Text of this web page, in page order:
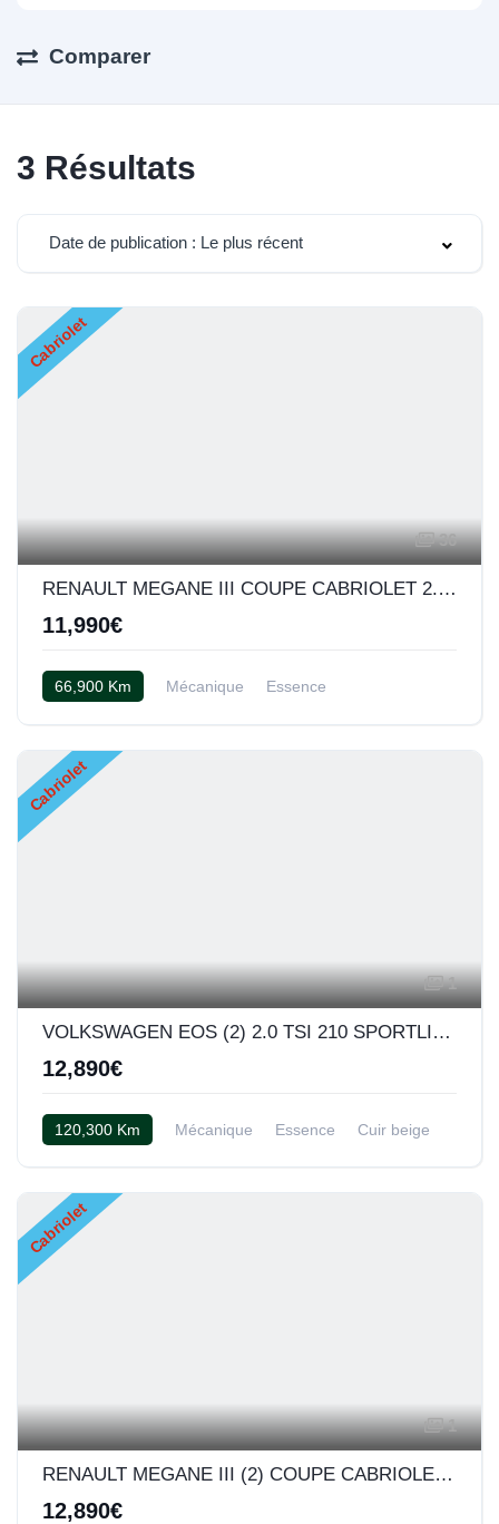
Comparer
3 Résultats
Date de publication : Le plus récent
Cabriolet
36
RENAULT MEGANE III COUPE CABRIOLET 2.0 TCE 180
11,990€
66,900 Km Mécanique
Essence
Cabriolet
1
VOLKSWAGEN EOS (2) 2.0 TSI 210 SPORTLINE BVM
12,890€
120,300 Km Mécanique Essence Cuir beige
Cabriolet
1
RENAULT MEGANE III (2) COUPE CABRIOLET 2.0 TCE 180 GT
12,890€